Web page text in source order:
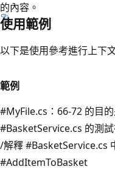
的內容。
使用範例
以下是使用參考進行上下
範例
#MyFile.cs：66-72 的目的
#BasketService.cs 的測試
/解釋 #BasketService.cs
#AddItemToBasket